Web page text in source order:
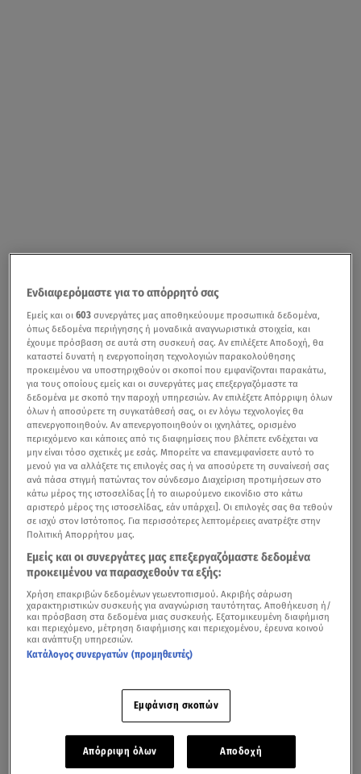
Σοκάρουν οι λεπτομέρειες που έρχονται στο φως για την υπόθεση
Θεσσαλονίκη - Tι καταγγέλλει ο δικηγόρος της οικογένειας της
μαθήτριας / Βίντεο από MEGA
Ενδιαφερόμαστε για το απόρρητό σας
Εμείς και οι603 συνεργάτες μας αποθηκεύουμε προσωπικά δεδομένα,
όπως δεδομένα περιήγησης ή μοναδικά αναγνωριστικά στοιχεία, και
έχουμε πρόσβαση σε αυτά στη συσκευή σας. Αν επιλέξετε Αποδοχή, θα
καταστεί δυνατή η ενεργοποίηση τεχνολογιών παρακολούθησης
προκειμένου να υποστηριχθούν οι σκοποί που εμφανίζονται παρακάτω,
για τους οποίους εμείς και οι συνεργάτες μας επεξεργαζόμαστε τα
δεδομένα με σκοπό την παροχή υπηρεσιών. Αν επιλέξετε Απόρριψη όλων
όλων ή αποσύρετε τη συγκατάθεσή σας, οι εν λόγω τεχνολογίες θα
απενεργοποιηθούν. Αν απενεργοποιηθούν οι ιχνηλάτες, ορισμένο
περιεχόμενο και κάποιες από τις διαφημίσεις που βλέπετε ενδέχεται να
μην είναι τόσο σχετικές με εσάς. Μπορείτε να επανεμφανίσετε αυτό το
μενού για να αλλάξετε τις επιλογές σας ή να αποσύρετε τη συναίνεσή σας
ανά πάσα στιγμή πατώντας τον σύνδεσμο Διαχείριση προτιμήσεων στο
κάτω μέρος της ιστοσελίδας [ή το αιωρούμενο εικονίδιο στο κάτω
αριστερό μέρος της ιστοσελίδας, εάν υπάρχει]. Οι επιλογές σας θα τεθούν
σε ισχύ στον Ιστότοπος. Για περισσότερες λεπτομέρειες ανατρέξτε στην
Πολιτική Απορρήτου μας.
Εμείς και οι συνεργάτες μας επεξεργαζόμαστε δεδομένα
προκειμένου να παρασχεθούν τα εξής:
Χρήση επακριβών δεδομένων γεωεντοπισμού. Ακριβής σάρωση
χαρακτηριστικών συσκευής για αναγνώριση ταυτότητας. Αποθήκευση ή/
και πρόσβαση στα δεδομένα μιας συσκευής. Εξατομικευμένη διαφήμιση
και περιεχόμενο, μέτρηση διαφήμισης και περιεχομένου, έρευνα κοινού
και ανάπτυξη υπηρεσιών.
Κατάλογος συνεργατών (προμηθευτές)
Εμφάνιση σκοπών
Απόρριψη όλων Αποδοχή